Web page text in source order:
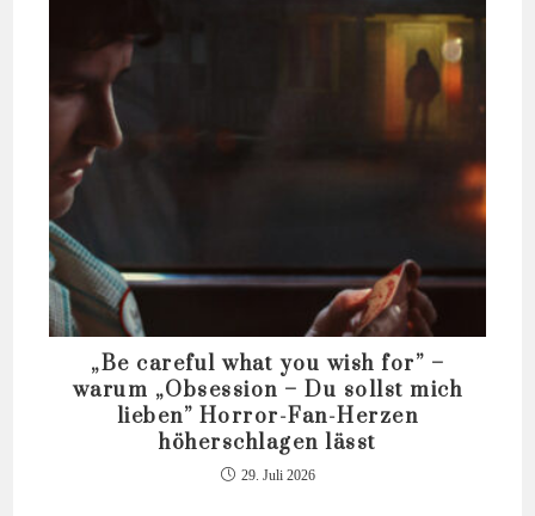
„Be careful what you wish for” –
warum „Obsession – Du sollst mich
lieben” Horror-Fan-Herzen
höherschlagen lässt
29. Juli 2026